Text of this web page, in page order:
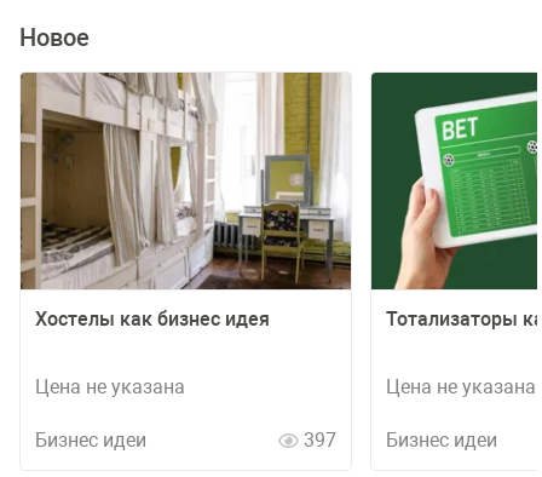
Новое
Хостелы как бизнес идея
Цена не указана
Бизнес идеи 397
Тотализаторы
Цена не указана
Бизнес идеи